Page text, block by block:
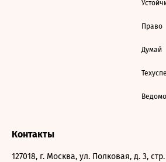
Право
Думай
Контакты
127018, г. Москва, ул. Полковая, д. 3, стр.